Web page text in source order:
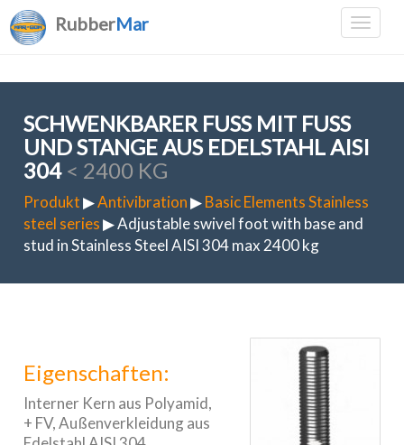
RubberMar
SCHWENKBARER FUSS MIT FUSS UN
D STANGE AUS EDELSTAHL AISI 30
4 < 2400 KG
Produkt▶Antivibration▶Basic Elements Stainless
steel series▶ Adjustable swivel foot with base and
stud in Stainless Steel AISI 304 max 2400 kg
Eigenschaften:
Interner Kern aus Polyamid,
+ FV, Außenverkleidung aus